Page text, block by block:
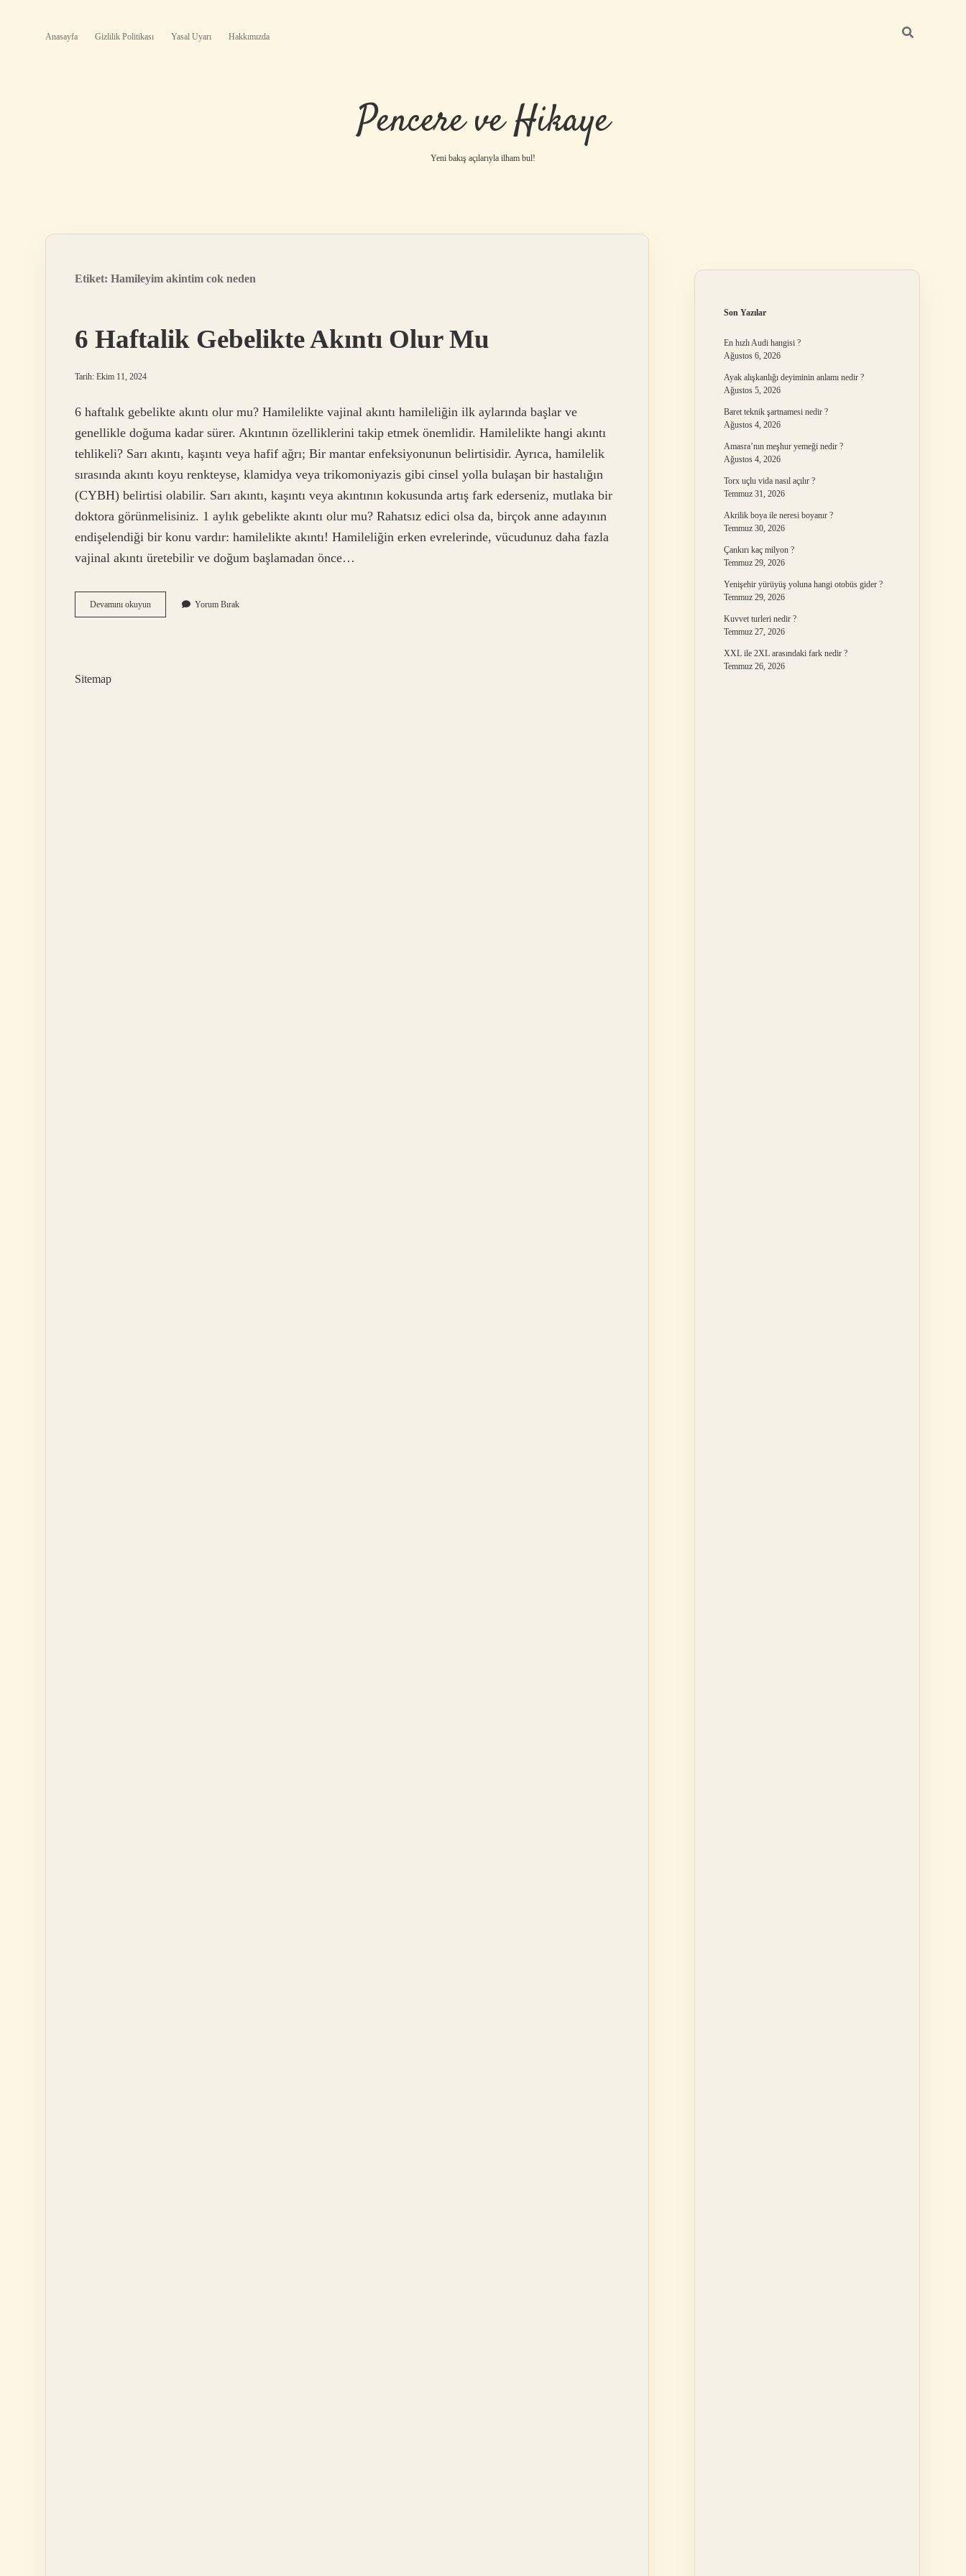
Anasayfa Gizlilik Politikası Yasal Uyarı Hakkımızda
Pencere ve Hikaye
Yeni bakış açılarıyla ilham bul!
Etiket: Hamileyim akintim cok neden
6 Haftalik Gebelikte Akıntı Olur Mu
Tarih: Ekim 11, 2024
6 haftalık gebelikte akıntı olur mu? Hamilelikte vajinal akıntı hamileliğin ilk aylarında başlar ve
genellikle doğuma kadar sürer. Akıntının özelliklerini takip etmek önemlidir. Hamilelikte hangi akıntı
tehlikeli? Sarı akıntı, kaşıntı veya hafif ağrı; Bir mantar enfeksiyonunun belirtisidir. Ayrıca, hamilelik
sırasında akıntı koyu renkteyse, klamidya veya trikomoniyazis gibi cinsel yolla bulaşan bir hastalığın
(CYBH) belirtisi olabilir. Sarı akıntı, kaşıntı veya akıntının kokusunda artış fark ederseniz, mutlaka bir
doktora görünmelisiniz. 1 aylık gebelikte akıntı olur mu? Rahatsız edici olsa da, birçok anne adayının
endişelendiği bir konu vardır: hamilelikte akıntı! Hamileliğin erken evrelerinde, vücudunuz daha fazla
vajinal akıntı üretebilir ve doğum başlamadan önce…
Devamını okuyun6
Haftalik
Yorum Bırak
Sitemap
Son Yazılar
En hızlı Audi hangisi ?
Ağustos 6, 2026
Ayak alışkanlığı deyiminin anlamı nedir ?
Ağustos 5, 2026
Baret teknik şartnamesi nedir ?
Ağustos 4, 2026
Amasra’nın meşhur yemeği nedir ?
Ağustos 4, 2026
Torx uçlu vida nasıl açılır ?
Temmuz 31, 2026
Akrilik boya ile neresi boyanır ?
Temmuz 30, 2026
Çankırı kaç milyon ?
Temmuz 29, 2026
Yenişehir yürüyüş yoluna hangi otobüs gider ?
Temmuz 29, 2026
Kuvvet turleri nedir ?
Temmuz 27, 2026
XXL ile 2XL arasındaki fark nedir ?
Temmuz 26, 2026